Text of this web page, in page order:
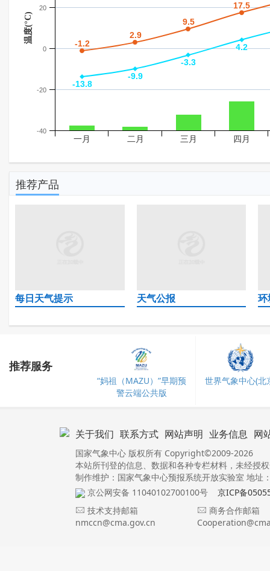
温度(°C) -1.2
-1.2
2.9
2.9
9.5
9.5
17.5
17.5
-13.8
-13.8
-9.9
-9.9
-3.3
-3.3
4.2
4.2
一月 二月 三月 四月
-40
-20
0
20
推荐产品
每日天气提示 天气公报
推荐服务
“妈祖（MAZU）”早期预
警云端公共版
世界气象中心(北
关于我们 联系方式 网站声明 业务信息 网
国家气象中心 版权所有 Copyright©2009-2026
本站所刊登的信息、数据和各种专栏材料，未经授
制作维护：国家气象中心预报系统开放实验室 地址
京公网安备 11040102700100号
京ICP备
技术支持邮箱
nmccn@cma.gov.cn
商务合作邮箱